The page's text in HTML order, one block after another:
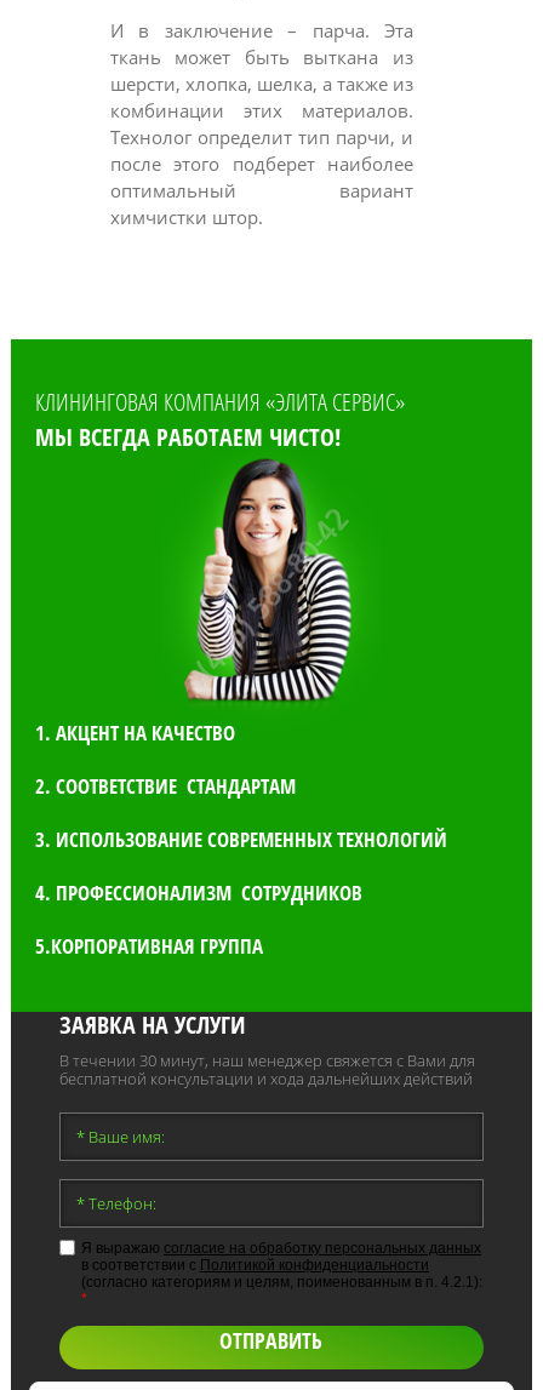
КЛИНИНГОВАЯ КОМПАНИЯ «ЭЛИТА СЕРВИС»
МЫ ВСЕГДА РАБОТАЕМ ЧИСТО!
1. АКЦЕНТ НА КАЧЕСТВО
2. СООТВЕТСТВИЕ СТАНДАРТАМ
3. ИСПОЛЬЗОВАНИЕ СОВРЕМЕННЫХ ТЕХНОЛОГИЙ
4. ПРОФЕССИОНАЛИЗМ СОТРУДНИКОВ
5.КОРПОРАТИВНАЯ ГРУППА
ЗАЯВКА НА УСЛУГИ
В течении 30 минут, наш менеджер свяжется с Вами для
бесплатной консультации и хода дальнейших действий
Я выражаю согласие на обработку персональных данных
в соответствии с Политикой конфиденциальности
(согласно категориям и целям, поименованным в п. 4.2.1):
*
ОТПРАВИТЬ
И в заключение – парча. Эта
ткань может быть выткана из
шерсти, хлопка, шелка, а также из
комбинации этих материалов.
Технолог определит тип парчи, и
после этого подберет наиболее
оптимальный вариант
химчистки штор.